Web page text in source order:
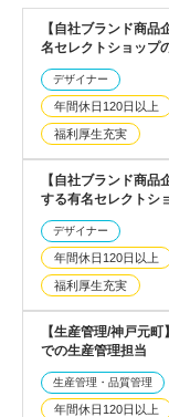
【自社ブランド商
名セレクトショップ
デザイナー
年間休日120日以上
福利厚生充実
【自社ブランド商
する有名セレクトシ
デザイナー
年間休日120日以上
福利厚生充実
【生産管理/神戸元
での生産管理担当
生産管理・品質管理
年間休日120日以上